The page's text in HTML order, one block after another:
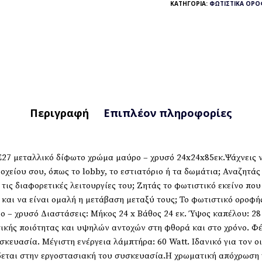
ΚΑΤΗΓΟΡΊΑ: ΦΩΤΙΣΤΙΚΆ
Περιγραφή Επιπλέον πληροφορίες
μεταλλικό δίφωτο χρώμα μαύρο – χρυσό 24x24x85εκ.Ψάχνεις
σου, όπως το lobby, το εστιατόριο ή τα δωμάτια;
διαφορετικές λειτουργίες του; Ζητάς το φωτιστικό εκείνο
να είναι ομαλή η μετάβαση μεταξύ τους; Το φωτιστικό
– χρυσό Διαστάσεις: Μήκος 24 x Βάθος 24 εκ. Ύψος καπέλου:
ποιότητας και υψηλών αντοχών στη φθορά και στο χρόνο.
Μέγιστη ενέργεια λάμπτήρα: 60 Watt. Ιδανικό για τον
στην εργοστασιακή του συσκευασία.Η χρωματική απόχρωση